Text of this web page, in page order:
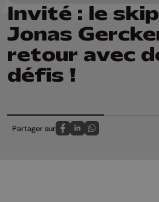
Invité : le
Jonas
retour avec
défis !
Partager sur
Partagez sur FaceBook
Partagez sur LinkedIn
Partagez sur